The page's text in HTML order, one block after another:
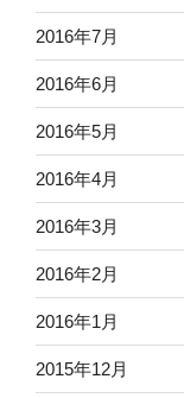
2016年7月
2016年6月
2016年5月
2016年4月
2016年3月
2016年2月
2016年1月
2015年12月